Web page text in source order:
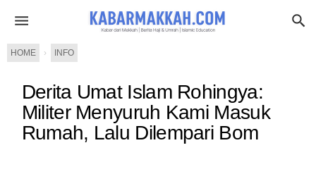
HOME › INFO
Derita Umat Islam Rohingya:
Militer Menyuruh Kami Masuk
Rumah, Lalu Dilempari Bom